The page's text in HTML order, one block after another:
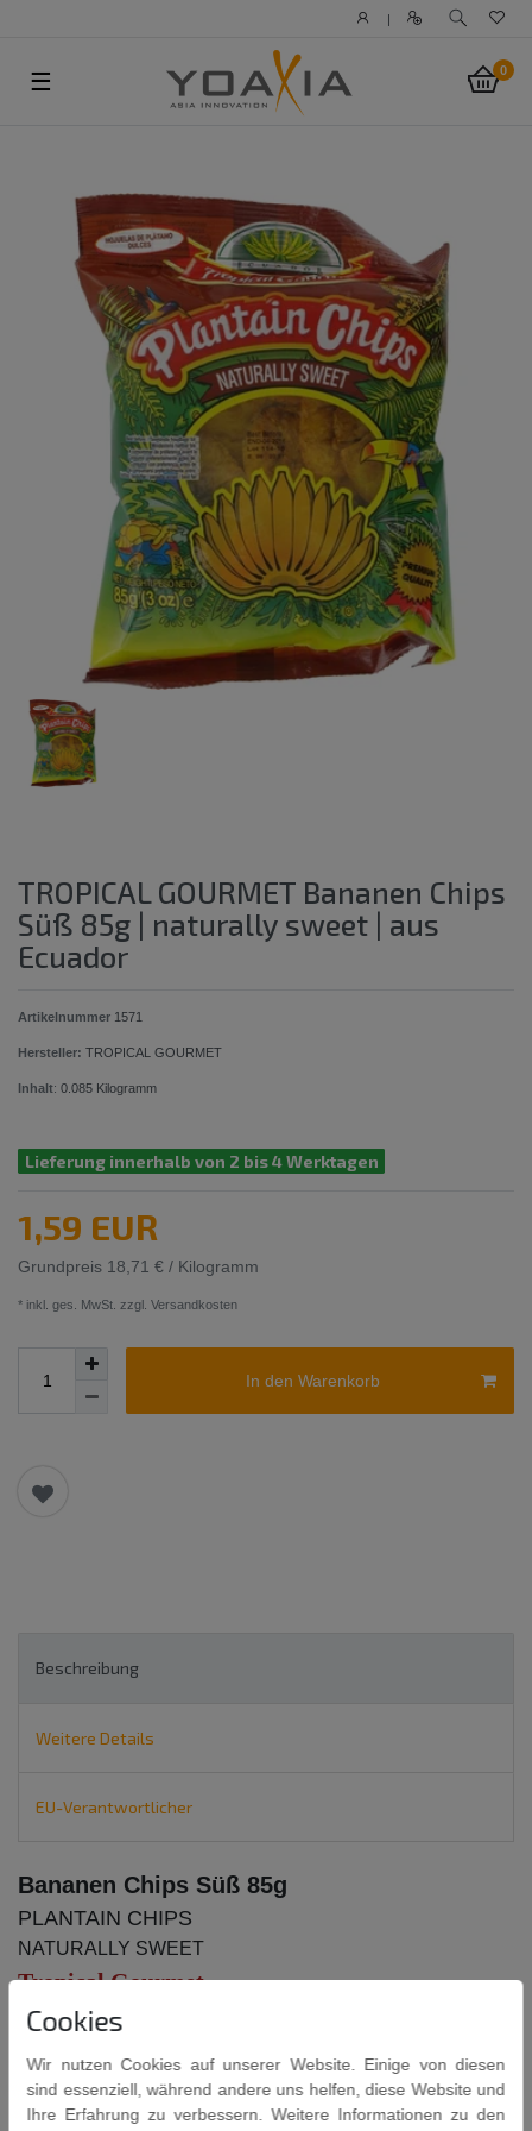
|
0
☰
TROPICAL GOURMET Bananen Chips
Süß 85g | naturally sweet | aus
Ecuador
Artikelnummer 1571
Hersteller: TROPICAL GOURMET
Inhalt: 0.085 Kilogramm
Lieferung innerhalb von 2 bis 4 Werktagen
1,59 EUR
Grundpreis 18,71 € / Kilogramm
* inkl. ges. MwSt. zzgl. Versandkosten
In den Warenkorb
Beschreibung
Weitere Details
EU-Verantwortlicher
Bananen Chips Süß 85g
PLANTAIN CHIPS
NATURALLY SWEET
Tropical Gourmet
Zutaten:Ausgewählte reife Kochbananen ( Musa Paradisiaca
Kühl und trocken lagern.
Cookies
Wir nutzen Cookies auf unserer Website. Einige von diesen
sind essenziell, während andere uns helfen, diese Website und
Ihre Erfahrung zu verbessern. Weitere Informationen zu den